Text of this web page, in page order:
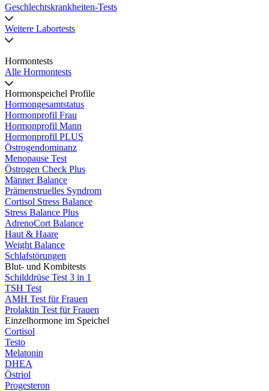
Geschlechtskrankheiten-Tests
Weitere Labortests
Hormontests
Alle Hormontests
Hormonspeichel Profile
Hormongesamtstatus
Hormonprofil Frau
Hormonprofil Mann
Hormonprofil PLUS
Östrogendominanz
Menopause Test
Östrogen Check Plus
Männer Balance
Prämenstruelles Syndrom
Cortisol Stress Balance
Stress Balance Plus
AdrenoCort Balance
Haut & Haare
Weight Balance
Schlafstörungen
Blut- und Kombitests
Schilddrüse Test 3 in 1
TSH Test
AMH Test für Frauen
Prolaktin Test für Frauen
Einzelhormone im Speichel
Cortisol
Testo
Melatonin
DHEA
Östriol
Progesteron